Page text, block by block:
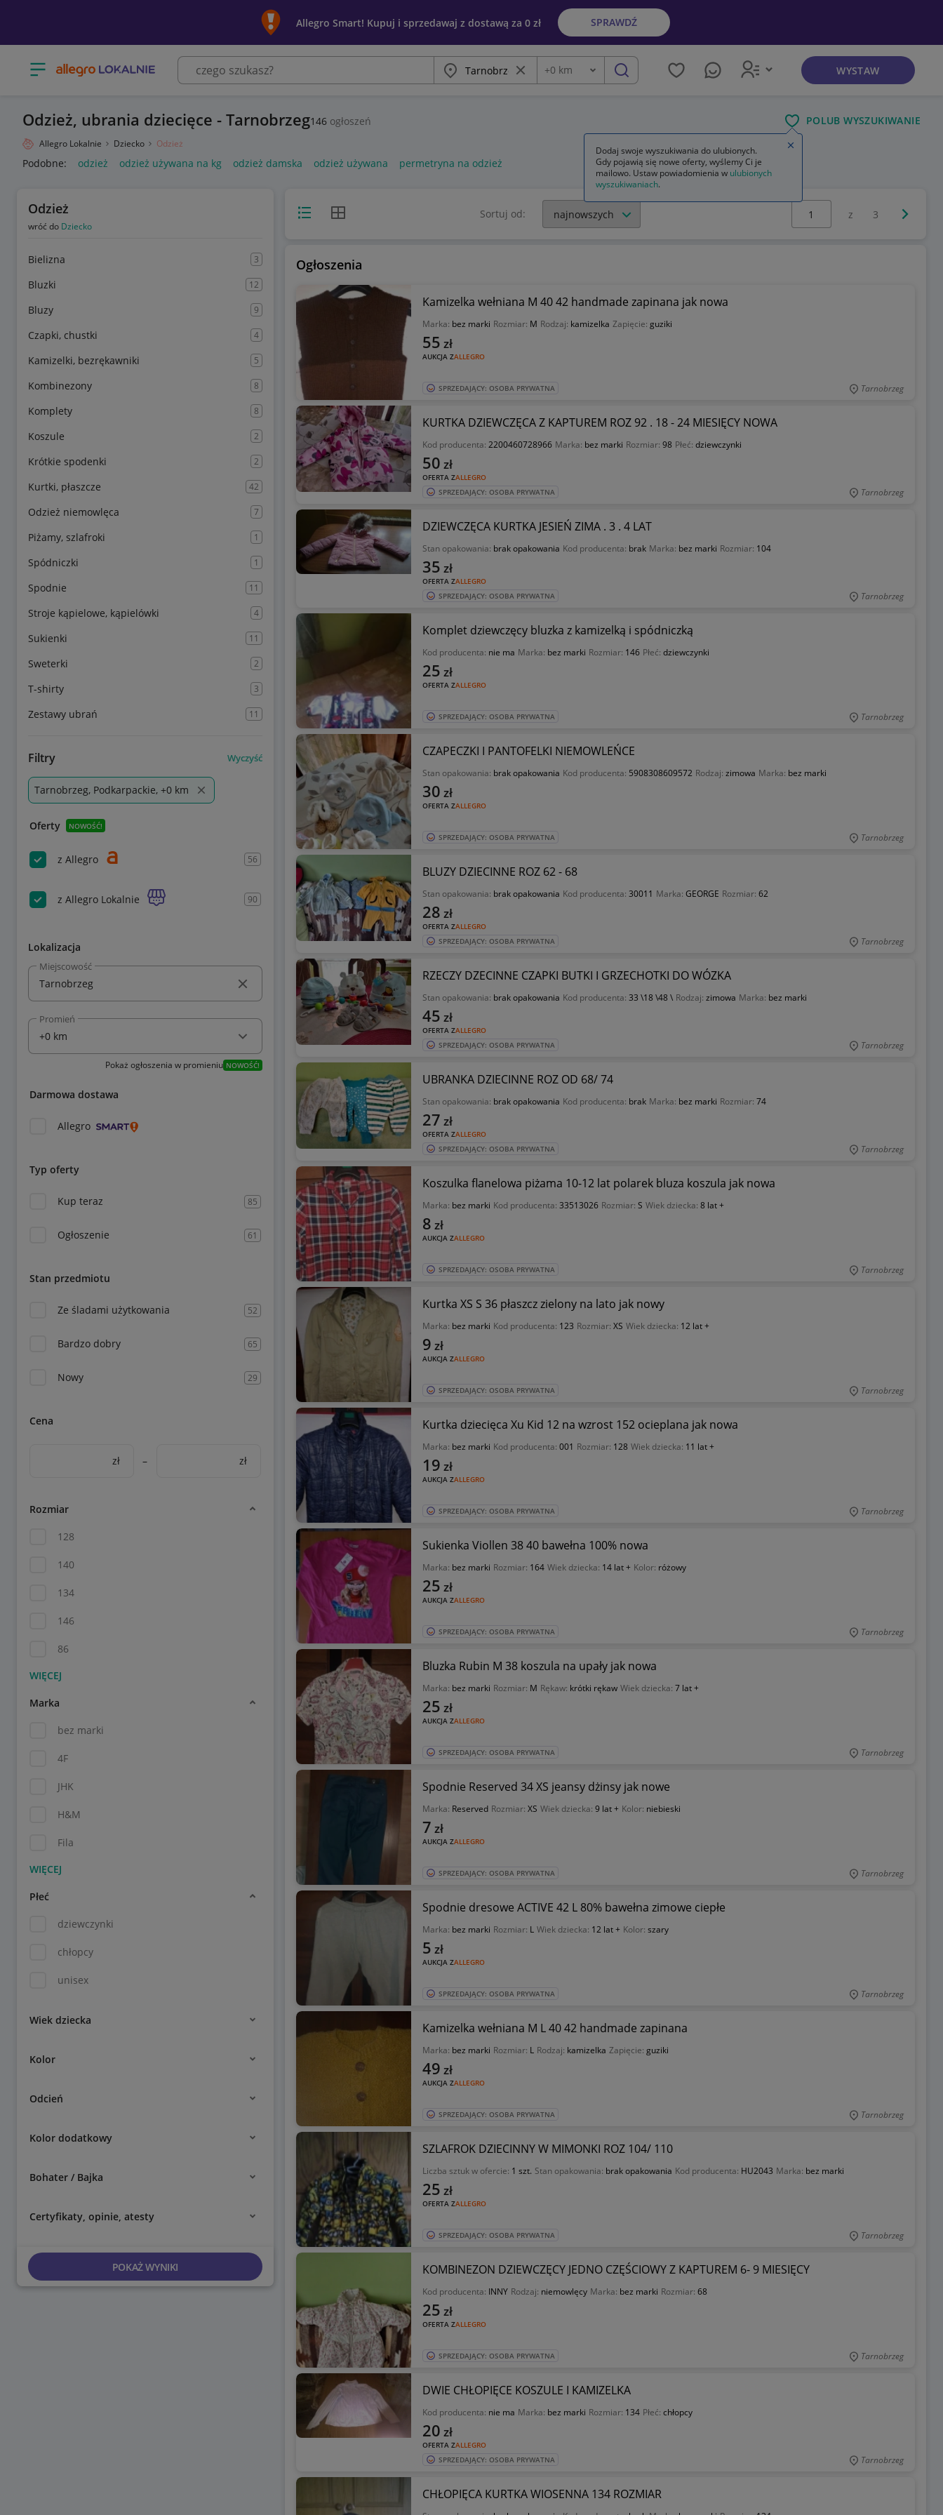
Allegro Smart! Kupuj i sprzedawaj z dostawą za 0 zł SPRAWDŹ
Otwórz menu z kategoriami Miasto Wyczyść frazę
Odległość
+0 km szukaj WYSTAW
Odzież, ubrania dziecięce - Tarnobrzeg146 ogłoszeń POLUB WYSZUKIWANIE
Allegro Lokalnie Dziecko Odzież
Podobne: odzież odzież używana na kg odzież damska odzież używana permetryna na odzież
Odzież
wróć do Dziecko
Bielizna 3
Bluzki 12
Bluzy 9
Czapki, chustki 4
Kamizelki, bezrękawniki 5
Kombinezony 8
Komplety 8
Koszule 2
Krótkie spodenki 2
Kurtki, płaszcze 42
Odzież niemowlęca 7
Piżamy, szlafroki 1
Spódniczki 1
Spodnie 11
Stroje kąpielowe, kąpielówki 4
Sukienki 11
Sweterki 2
T-shirty 3
Zestawy ubrań 11
Filtry Wyczyść
Tarnobrzeg, Podkarpackie, +0 km
Oferty NOWOŚĆ!
z Allegro 56
z Allegro Lokalnie 90
Lokalizacja
Miejscowość
Promień
Pokaż ogłoszenia w promieniu NOWOŚĆ!
Darmowa dostawa
Allegro
Typ oferty
Kup teraz 85
Ogłoszenie 61
Stan przedmiotu
Ze śladami użytkowania 52
Bardzo dobry 65
Nowy 29
Cena
zł – zł
Rozmiar
128
140
134
146
86
Marka
bez marki
4F
JHK
H&M
Fila
Płeć
dziewczynki
chłopcy
unisex
Wiek dziecka
Kolor
Odcień
Kolor dodatkowy
Bohater / Bajka
Certyfikaty, opinie, atesty
POKAŻ WYNIKI
Widok listyWidok siatki Sortuj od:
Wybierz stronę:
z 3
Ogłoszenia
Kamizelka wełniana M 40 42 handmade zapinana jak nowa
Marka: bez marki Rozmiar: M Rodzaj: kamizelka Zapięcie: guziki
AUKCJA ZALLEGRO
55 zł
SPRZEDAJĄCY: OSOBA PRYWATNA Tarnobrzeg
KURTKA DZIEWCZĘCA Z KAPTUREM ROZ 92 . 18 - 24 MIESIĘCY NOWA
Kod producenta: 2200460728966 Marka: bez marki Rozmiar: 98 Płeć: dziewczynki
OFERTA ZALLEGRO
50 zł
SPRZEDAJĄCY: OSOBA PRYWATNA Tarnobrzeg
DZIEWCZĘCA KURTKA JESIEŃ ZIMA . 3 . 4 LAT
Stan opakowania: brak opakowania Kod producenta: brak Marka: bez marki Rozmiar: 104
OFERTA ZALLEGRO
35 zł
SPRZEDAJĄCY: OSOBA PRYWATNA Tarnobrzeg
Komplet dziewczęcy bluzka z kamizelką i spódniczką
Kod producenta: nie ma Marka: bez marki Rozmiar: 146 Płeć: dziewczynki
OFERTA ZALLEGRO
25 zł
SPRZEDAJĄCY: OSOBA PRYWATNA Tarnobrzeg
CZAPECZKI I PANTOFELKI NIEMOWLEŃCE
Stan opakowania: brak opakowania Kod producenta: 5908308609572 Rodzaj: zimowa Marka: bez marki
OFERTA ZALLEGRO
30 zł
SPRZEDAJĄCY: OSOBA PRYWATNA Tarnobrzeg
BLUZY DZIECINNE ROZ 62 - 68
Stan opakowania: brak opakowania Kod producenta: 30011 Marka: GEORGE Rozmiar: 62
OFERTA ZALLEGRO
28 zł
SPRZEDAJĄCY: OSOBA PRYWATNA Tarnobrzeg
RZECZY DZECINNE CZAPKI BUTKI I GRZECHOTKI DO WÓZKA
Stan opakowania: brak opakowania Kod producenta: 33 \18 \48 \ Rodzaj: zimowa Marka: bez marki
OFERTA ZALLEGRO
45 zł
SPRZEDAJĄCY: OSOBA PRYWATNA Tarnobrzeg
UBRANKA DZIECINNE ROZ OD 68/ 74
Stan opakowania: brak opakowania Kod producenta: brak Marka: bez marki Rozmiar: 74
OFERTA ZALLEGRO
27 zł
SPRZEDAJĄCY: OSOBA PRYWATNA Tarnobrzeg
Koszulka flanelowa piżama 10-12 lat polarek bluza koszula jak nowa
Marka: bez marki Kod producenta: 33513026 Rozmiar: S Wiek dziecka: 8 lat +
AUKCJA ZALLEGRO
8 zł
SPRZEDAJĄCY: OSOBA PRYWATNA Tarnobrzeg
Kurtka XS S 36 płaszcz zielony na lato jak nowy
Marka: bez marki Kod producenta: 123 Rozmiar: XS Wiek dziecka: 12 lat +
AUKCJA ZALLEGRO
9 zł
SPRZEDAJĄCY: OSOBA PRYWATNA Tarnobrzeg
Kurtka dziecięca Xu Kid 12 na wzrost 152 ocieplana jak nowa
Marka: bez marki Kod producenta: 001 Rozmiar: 128 Wiek dziecka: 11 lat +
AUKCJA ZALLEGRO
19 zł
SPRZEDAJĄCY: OSOBA PRYWATNA Tarnobrzeg
Sukienka Viollen 38 40 bawełna 100% nowa
Marka: bez marki Rozmiar: 164 Wiek dziecka: 14 lat + Kolor: różowy
AUKCJA ZALLEGRO
25 zł
SPRZEDAJĄCY: OSOBA PRYWATNA Tarnobrzeg
Bluzka Rubin M 38 koszula na upały jak nowa
Marka: bez marki Rozmiar: M Rękaw: krótki rękaw Wiek dziecka: 7 lat +
AUKCJA ZALLEGRO
25 zł
SPRZEDAJĄCY: OSOBA PRYWATNA Tarnobrzeg
Spodnie Reserved 34 XS jeansy dżinsy jak nowe
Marka: Reserved Rozmiar: XS Wiek dziecka: 9 lat + Kolor: niebieski
AUKCJA ZALLEGRO
7 zł
SPRZEDAJĄCY: OSOBA PRYWATNA Tarnobrzeg
Spodnie dresowe ACTIVE 42 L 80% bawełna zimowe ciepłe
Marka: bez marki Rozmiar: L Wiek dziecka: 12 lat + Kolor: szary
AUKCJA ZALLEGRO
5 zł
SPRZEDAJĄCY: OSOBA PRYWATNA Tarnobrzeg
Kamizelka wełniana M L 40 42 handmade zapinana
Marka: bez marki Rozmiar: L Rodzaj: kamizelka Zapięcie: guziki
AUKCJA ZALLEGRO
49 zł
SPRZEDAJĄCY: OSOBA PRYWATNA Tarnobrzeg
SZLAFROK DZIECINNY W MIMONKI ROZ 104/ 110
Liczba sztuk w ofercie: 1 szt. Stan opakowania: brak opakowania Kod producenta: HU2043 Marka: bez marki
OFERTA ZALLEGRO
25 zł
SPRZEDAJĄCY: OSOBA PRYWATNA Tarnobrzeg
KOMBINEZON DZIEWCZĘCY JEDNO CZĘŚCIOWY Z KAPTUREM 6- 9 MIESIĘCY
Kod producenta: INNY Rodzaj: niemowlęcy Marka: bez marki Rozmiar: 68
OFERTA ZALLEGRO
25 zł
SPRZEDAJĄCY: OSOBA PRYWATNA Tarnobrzeg
DWIE CHŁOPIĘCE KOSZULE I KAMIZELKA
Kod producenta: nie ma Marka: bez marki Rozmiar: 134 Płeć: chłopcy
OFERTA ZALLEGRO
20 zł
SPRZEDAJĄCY: OSOBA PRYWATNA Tarnobrzeg
CHŁOPIĘCA KURTKA WIOSENNA 134 ROZMIAR
Dodaj swoje wyszukiwania do ulubionych.
Gdy pojawią się nowe oferty, wyślemy Ci je
mailowo. Ustaw powiadomienia w ulubionych
wyszukiwaniach.
Zamknij wskazówkę